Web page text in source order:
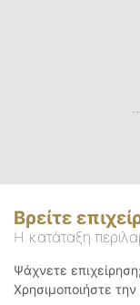
Βρείτε
Η κατάταξη
Ψάχνετε
Χρησιμοποιήστε